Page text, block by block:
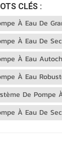
C'est là
CLÉS :
À Eau De
À Eau De
À Eau
À Eau
De Pompe
À Eau De